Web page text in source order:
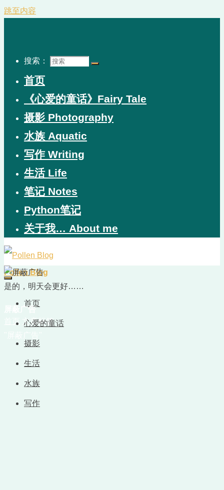
跳至内容
搜索：
首页
《心爱的童话》Fairy Tale
摄影 Photography
水族 Aquatic
写作 Writing
生活 Life
笔记 Notes
Python笔记
关于我… About me
Pollen Blog
是的，明天会更好……
首页
心爱的童话
摄影
生活
水族
写作
屏蔽广告
首页
文章标签